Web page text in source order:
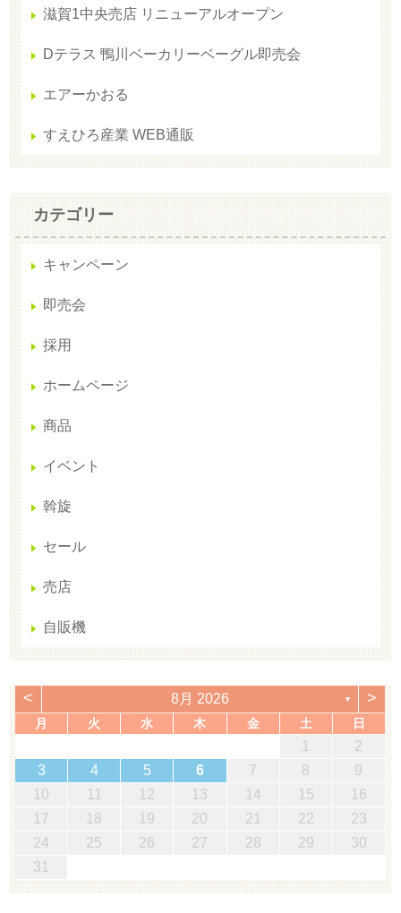
滋賀1中央売店 リニューアルオープン
Dテラス 鴨川ベーカリーベーグル即売会
エアーかおる
すえひろ産業 WEB通販
カテゴリー
キャンペーン
即売会
採用
ホームページ
商品
イベント
斡旋
セール
売店
自販機
< 8月 2026 ▼ >
月 火 水 木 金 土 日
1
2
3
4 5 6 7 8
9
10
11 12 13 14 15
16
17
18 19 20 21 22
23
24
25 26 27 28 29
30
31